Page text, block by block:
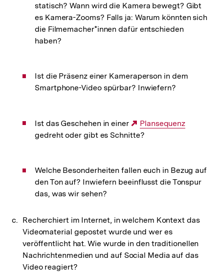
statisch? Wann wird die Kamera bewegt? Gibt
es Kamera-Zooms? Falls ja: Warum könnten sich
die Filmemacher*innen dafür entschieden
haben?
Ist die Präsenz einer Kameraperson in dem
Smartphone-Video spürbar? Inwiefern?
Ist das Geschehen in einer
Externer
Link:
Plansequenz
gedreht oder gibt es Schnitte?
Welche Besonderheiten fallen euch in Bezug auf
den Ton auf? Inwiefern beeinflusst die Tonspur
das, was wir sehen?
Recherchiert im Internet, in welchem Kontext das
Videomaterial gepostet wurde und wer es
veröffentlicht hat. Wie wurde in den traditionellen
Nachrichtenmedien und auf Social Media auf das
Video reagiert?